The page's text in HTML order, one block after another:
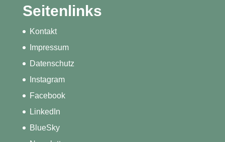
Seitenlinks
Kontakt
Impressum
Datenschutz
Instagram
Facebook
LinkedIn
BlueSky